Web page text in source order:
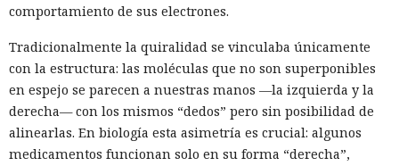
comportamiento de sus electrones.
Tradicionalmente la quiralidad se vinculaba únicamente
con la estructura: las moléculas que no son superponibles
en espejo se parecen a nuestras manos —la izquierda y la
derecha— con los mismos “dedos” pero sin posibilidad de
alinearlas. En biología esta asimetría es crucial: algunos
medicamentos funcionan solo en su forma “derecha”,